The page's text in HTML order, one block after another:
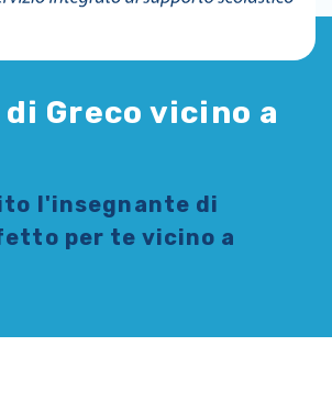
Greco vicino a
l'insegnante di
per te vicino a